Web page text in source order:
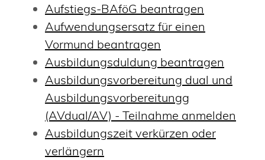
Aufstiegs-BAföG beantragen
Aufwendungsersatz für einen
Vormund beantragen
Ausbildungsduldung beantragen
Ausbildungsvorbereitung dual und
Ausbildungsvorbereitungg
(AVdual/AV) - Teilnahme anmelden
Ausbildungszeit verkürzen oder
verlängern